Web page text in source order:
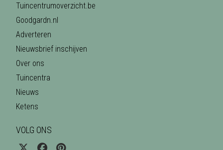
Tuincentrumoverzicht.be
Goodgardn.nl
Adverteren
Nieuwsbrief inschijven
Over ons
Tuincentra
Nieuws
Ketens
VOLG ONS